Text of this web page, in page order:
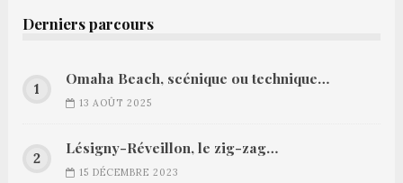
Derniers parcours
Omaha Beach, scénique ou technique…
13 AOÛT 2025
Lésigny-Réveillon, le zig-zag…
15 DÉCEMBRE 2023